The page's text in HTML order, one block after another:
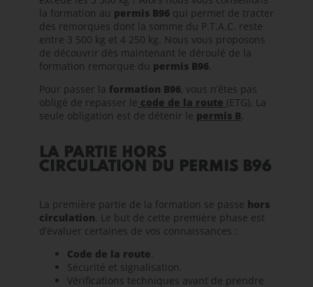
la formation au permis B96 qui permet de tracter
des remorques dont la somme du P.T.A.C. reste
entre 3 500 kg et 4 250 kg. Nous vous proposons
de découvrir dès maintenant le déroulé de la
formation remorque du permis B96.
Pour passer la formation B96, vous n’êtes pas
obligé de repasser le code de la route (ETG). La
seule obligation est de détenir le permis B.
LA PARTIE HORS
CIRCULATION DU PERMIS B96
La première partie de la formation se passe hors
circulation. Le but de cette première phase est
d’évaluer certaines de vos connaissances :
Code de la route.
Sécurité et signalisation.
Vérifications techniques avant de prendre